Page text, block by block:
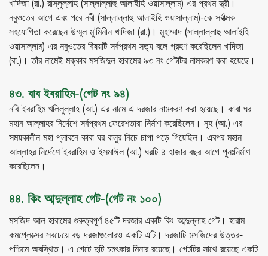
খাদিজা (রা.) রাসূলুল্লাহ (সাল্লাল্লাহু আলাইহি ওয়াসাল্লাম) এর প্রথম স্ত্রী।
নবুওতের আগে এবং পরে নবী (সাল্লাল্লাহু আলাইহি ওয়াসাল্লাম)-কে সর্বাত্মক
সহযোগিতা করেছেন উম্মুল মু’মিনীন খাদিজা (রা.)। মুহাম্মাদ (সাল্লাল্লাহু আলাইহি
ওয়াসাল্লাম) এর নবুওতের বিষয়টি সর্বপ্রথম সত্য বলে গ্রহণ করেছিলেন খাদিজা
(রা.)। তাঁর নামেই মক্কার মসজিদুল হারামের ৯৩ নং গেটটির নামকরণ করা হয়েছে।
৪৩. বাব ইবরাহিম-(গেট নং ৯৪)
নবি ইবরাহিম খলিলুল্লাহ (আ.) এর নামে এ দরজার নামকরণ করা হয়েছে। কাবা ঘর
মহান আল্লাহর নির্দেশে সর্বপ্রথম ফেরেশতারা নির্মাণ করেছিলেন। নুহ (আ.) এর
সময়কালীন মহা প্লাবনে কাবা ঘর বালুর নিচে চাপা পড়ে গিয়েছিল। এরপর মহান
আল্লাহর নির্দেশে ইবরাহিম ও ইসমাঈল (আ.) ঘরটি ৪ হাজার বছর আগে পুনঃনির্মাণ
করেছিলেন।
৪৪. কিং আব্দুল্লাহ গেট-(গেট নং ১০০)
মসজিদ আল হারামের গুরুত্বপূর্ণ ৪৫টি দরজার একটি কিং আব্দুল্লাহ গেট। হারাম
কমপ্লেক্সের সবচেয়ে বড় দরজাগুলোরও একটি এটি। দরজাটি মসজিদের উত্তর-
পশ্চিমে অবস্থিত। এ গেটে দুটি চমৎকার মিনার রয়েছে। গেটটির সাথে রয়েছে একটি